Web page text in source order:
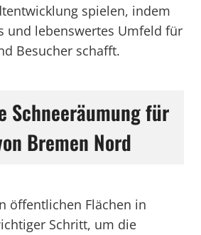
spielen, indem
und lebenswertes Umfeld für
Besucher schafft.
Schneeräumung für
Bremen Nord
öffentlichen Flächen in
Schritt, um die